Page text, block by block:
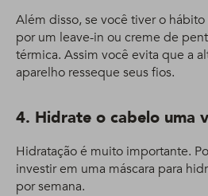
Além disso, se você tiver o
por um leave-in ou creme de
térmica. Assim você evita que a
aparelho resseque seus fios.
4. Hidrate o cabelo uma
Hidratação é muito importante.
investir em uma máscara para
por semana.